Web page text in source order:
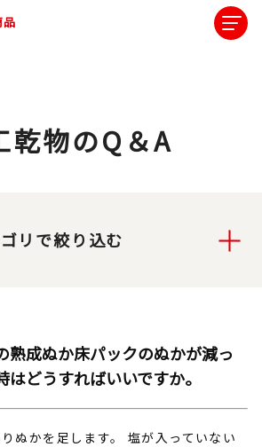
品
乾物のQ＆A
リで絞り込む
熟成ぬか床パックのぬかが減っ
はどうすればいいですか。
ぬかを足します。 塩が入っていない